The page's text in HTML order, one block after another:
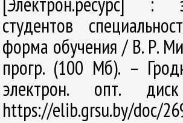
студентов
форма обучения / В. Р.
прогр. (100 Мб). –
электрон. опт.
https://elib.grsu.by/doc/